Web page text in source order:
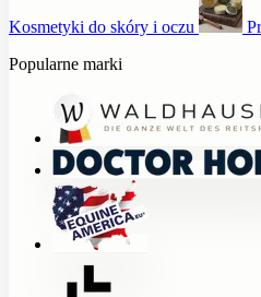
Kosmetyki do skóry i oczu
Popularne marki